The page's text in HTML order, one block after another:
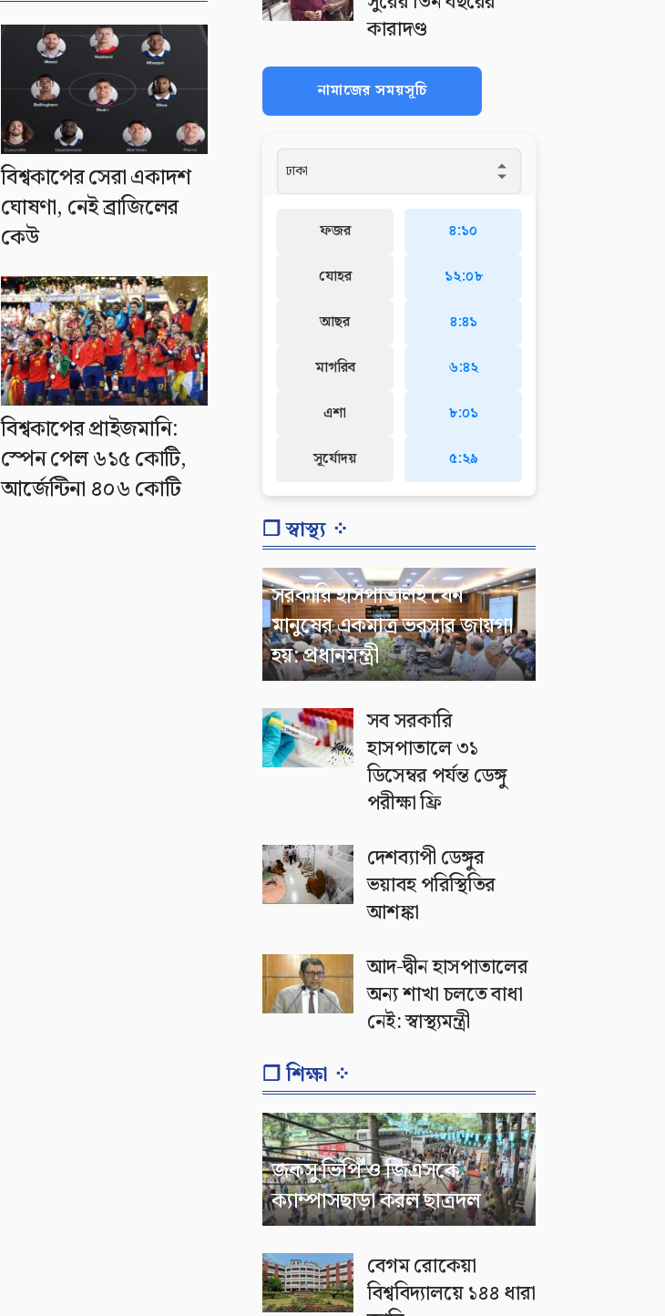
বিশ্বকাপের সেরা একাদশ
ঘোষণা, নেই ব্রাজিলের
কেউ
বিশ্বকাপের প্রাইজমানি:
স্পেন পেল ৬১৫ কোটি,
আর্জেন্টিনা ৪০৬ কোটি
কারাদণ্ড
নামাজের সময়সূচি
ফজর
যোহর
আছর
মাগরিব
এশা
সূর্যোদয়
৪:১০
১২:০৮
৪:৪১
৬:৪২
৮:০১
৫:২৯
❐ স্বাস্থ্য ⁘
সরকারি হাসপাতালই যেন
মানুষের একমাত্র ভরসার জায়গা
হয়: প্রধানমন্ত্রী
সব সরকারি
হাসপাতালে ৩১
ডিসেম্বর পর্যন্ত ডেঙ্গু
পরীক্ষা ফ্রি
দেশব্যাপী ডেঙ্গুর
ভয়াবহ পরিস্থিতির
আশঙ্কা
আদ-দ্বীন হাসপাতালের
অন্য শাখা চলতে বাধা
নেই: স্বাস্থ্যমন্ত্রী
❐ শিক্ষা ⁘
জকসু ভিপি ও জিএসকে
ক্যাম্পাসছাড়া করল ছাত্রদল
বেগম রোকেয়া
বিশ্ববিদ্যালয়ে ১৪৪ ধারা